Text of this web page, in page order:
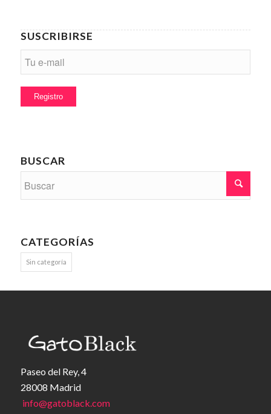
SUSCRIBIRSE
BUSCAR
CATEGORÍAS
Sin categoría
Paseo del Rey, 4
28008 Madrid
info@gatoblack.com